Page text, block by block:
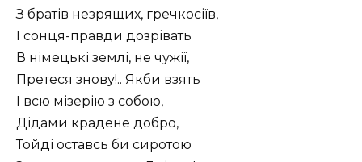
З братів незрящих, гречкосіїв,
І сонця-правди дозрівать
В німецькі землі, не чужії,
Претеся знову!.. Якби взять
І всю мізерію з собою,
Дідами крадене добро,
Тойді оставсь би сиротою